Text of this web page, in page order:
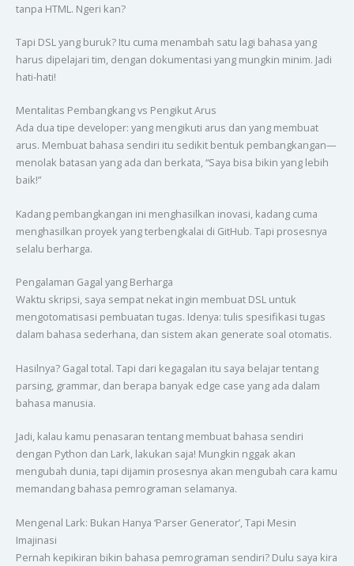
tanpa HTML. Ngeri kan?
Tapi DSL yang buruk? Itu cuma menambah satu lagi bahasa yang
harus dipelajari tim, dengan dokumentasi yang mungkin minim. Jadi
hati-hati!
Mentalitas Pembangkang vs Pengikut Arus
Ada dua tipe developer: yang mengikuti arus dan yang membuat
arus. Membuat bahasa sendiri itu sedikit bentuk pembangkangan—
menolak batasan yang ada dan berkata, “Saya bisa bikin yang lebih
baik!”
Kadang pembangkangan ini menghasilkan inovasi, kadang cuma
menghasilkan proyek yang terbengkalai di GitHub. Tapi prosesnya
selalu berharga.
Pengalaman Gagal yang Berharga
Waktu skripsi, saya sempat nekat ingin membuat DSL untuk
mengotomatisasi pembuatan tugas. Idenya: tulis spesifikasi tugas
dalam bahasa sederhana, dan sistem akan generate soal otomatis.
Hasilnya? Gagal total. Tapi dari kegagalan itu saya belajar tentang
parsing, grammar, dan berapa banyak edge case yang ada dalam
bahasa manusia.
Jadi, kalau kamu penasaran tentang membuat bahasa sendiri
dengan Python dan Lark, lakukan saja! Mungkin nggak akan
mengubah dunia, tapi dijamin prosesnya akan mengubah cara kamu
memandang bahasa pemrograman selamanya.
Mengenal Lark: Bukan Hanya ‘Parser Generator’, Tapi Mesin
Imajinasi
Pernah kepikiran bikin bahasa pemrograman sendiri? Dulu saya kira